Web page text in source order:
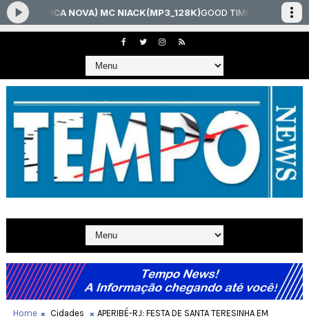
Home Cidades
APERIBÉ-RJ: FESTA DE SANTA TERESINHA EM